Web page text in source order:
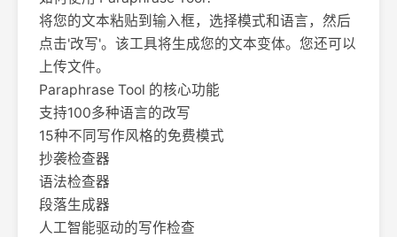
将您的文本粘贴到输入框，选择模式和语言，然后
点击'改写'。该工具将生成您的文本变体。您还可以
上传文件。
Paraphrase Tool 的核心功能
支持100多种语言的改写
15种不同写作风格的免费模式
抄袭检查器
语法检查器
段落生成器
人工智能驱动的写作检查